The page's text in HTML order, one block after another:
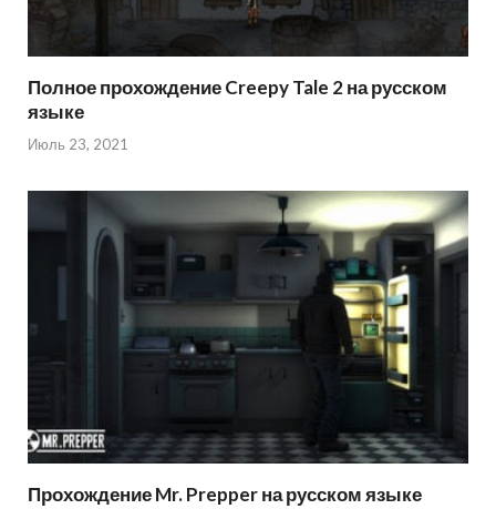
Полное прохождение Creepy Tale 2 на русском
языке
Июль 23, 2021
Прохождение Mr. Prepper на русском языке